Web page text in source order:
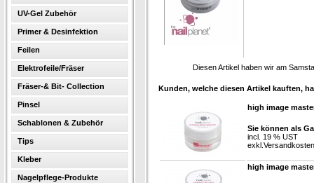
UV-Gel Zubehör
Primer & Desinfektion
Feilen
Elektrofeile/Fräser
Fräser-& Bit- Collection
Pinsel
Schablonen & Zubehör
Tips
Kleber
Nagelpflege-Produkte
Diesen Artikel haben wir am
Kunden, welche diesen Artikel kauften,
high image
Sie können als
incl. 19 % UST
exkl. Versandkosten
high image